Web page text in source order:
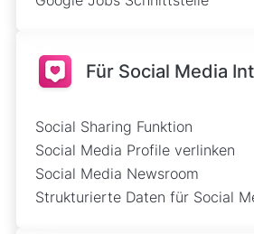
Für Social Media
Social Sharing Funktion
Social Media Profile verlinken
Social Media Newsroom
Strukturierte Daten für Social